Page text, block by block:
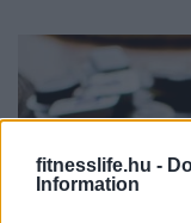
fitnesslife.hu -
Information